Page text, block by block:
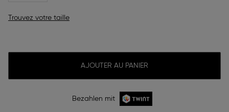
Trouvez votre taille
AJOUTER AU PANIER
Bezahlen mit